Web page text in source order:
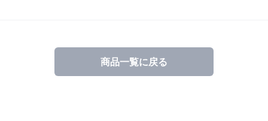
商品一覧に戻る